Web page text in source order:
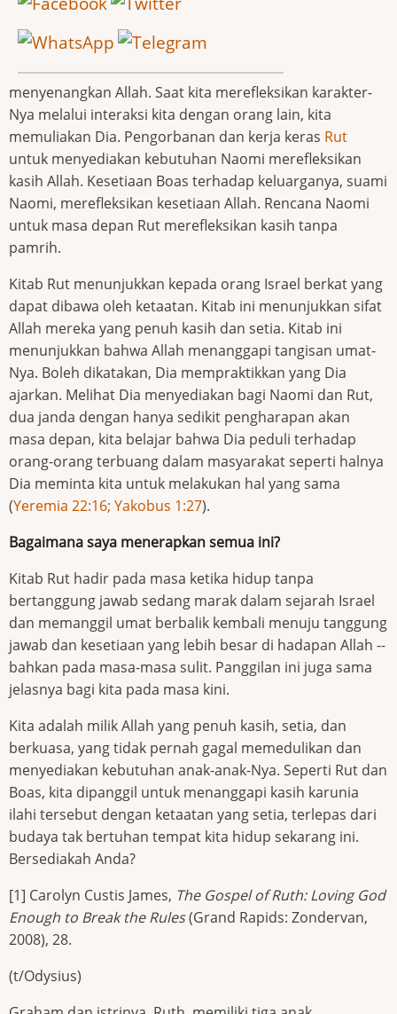
menyenangkan Allah. Saat kita merefleksikan karakter-
Nya melalui interaksi kita dengan orang lain, kita
memuliakan Dia. Pengorbanan dan kerja keras Rut
untuk menyediakan kebutuhan Naomi merefleksikan
kasih Allah. Kesetiaan Boas terhadap keluarganya, suami
Naomi, merefleksikan kesetiaan Allah. Rencana Naomi
untuk masa depan Rut merefleksikan kasih tanpa
pamrih.
Kitab Rut menunjukkan kepada orang Israel berkat yang
dapat dibawa oleh ketaatan. Kitab ini menunjukkan sifat
Allah mereka yang penuh kasih dan setia. Kitab ini
menunjukkan bahwa Allah menanggapi tangisan umat-
Nya. Boleh dikatakan, Dia mempraktikkan yang Dia
ajarkan. Melihat Dia menyediakan bagi Naomi dan Rut,
dua janda dengan hanya sedikit pengharapan akan
masa depan, kita belajar bahwa Dia peduli terhadap
orang-orang terbuang dalam masyarakat seperti halnya
Dia meminta kita untuk melakukan hal yang sama
(Yeremia 22:16; Yakobus 1:27).
Bagaimana saya menerapkan semua ini?
Kitab Rut hadir pada masa ketika hidup tanpa
bertanggung jawab sedang marak dalam sejarah Israel
dan memanggil umat berbalik kembali menuju tanggung
jawab dan kesetiaan yang lebih besar di hadapan Allah --
bahkan pada masa-masa sulit. Panggilan ini juga sama
jelasnya bagi kita pada masa kini.
Kita adalah milik Allah yang penuh kasih, setia, dan
berkuasa, yang tidak pernah gagal memedulikan dan
menyediakan kebutuhan anak-anak-Nya. Seperti Rut dan
Boas, kita dipanggil untuk menanggapi kasih karunia
ilahi tersebut dengan ketaatan yang setia, terlepas dari
budaya tak bertuhan tempat kita hidup sekarang ini.
Bersediakah Anda?
[1] Carolyn Custis James, The Gospel of Ruth: Loving God
Enough to Break the Rules(Grand Rapids: Zondervan,
2008), 28.
(t/Odysius)